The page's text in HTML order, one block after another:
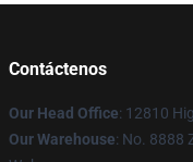
Contáctenos
Our Head Office: 12810
Our Warehouse: No. 8888